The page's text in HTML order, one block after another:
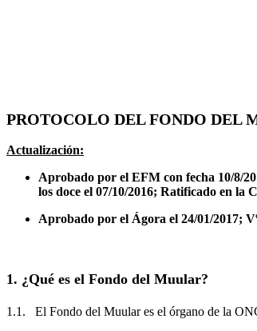
PROTOCOLO DEL FONDO DEL
Actualización:
Aprobado por el EFM con fecha 10/8/
los doce el 07/10/2016; Ratificado en la
Aprobado por el Ágora el 24/01/2017;
1. ¿Qué es el Fondo del Muular?
1.1. El Fondo del Muular es el órgano de la